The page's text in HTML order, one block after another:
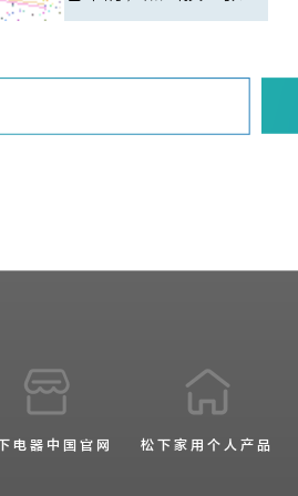
电器中国官网 松下家用个人产品